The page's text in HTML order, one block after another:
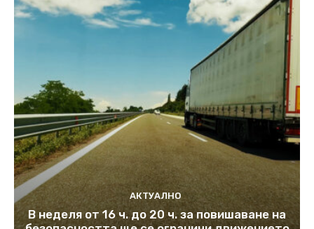
АКТУАЛНО
В неделя от 16 ч. до 20 ч. за повишаване на